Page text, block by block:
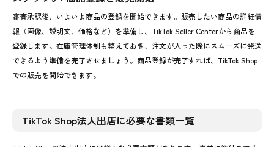
審査承認後、いよいよ商品の登録を開始できます。販売したい商品の詳細情
報（画像、説明文、価格など）を準備し、TikTok Seller Centerから商品を
登録します。在庫管理体制も整えておき、注文が入った際にスムーズに発送
できるよう準備を完了させましょう。商品登録が完了すれば、TikTok Shop
での販売を開始できます。
TikTok Shop法人出店に必要な書類一覧